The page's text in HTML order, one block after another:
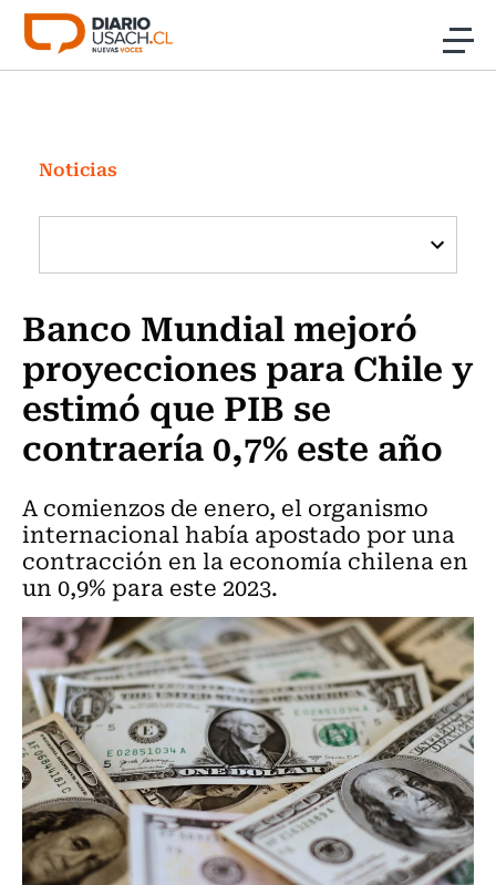
Click acá para ir directamente al contenido
Investigación
Cultura
Programas Radio y TV Usach
Noticias
Banco Mundial mejoró
proyecciones para Chile y
estimó que PIB se
contraería 0,7% este año
A comienzos de enero, el organismo
internacional había apostado por una
contracción en la economía chilena en
un 0,9% para este 2023.